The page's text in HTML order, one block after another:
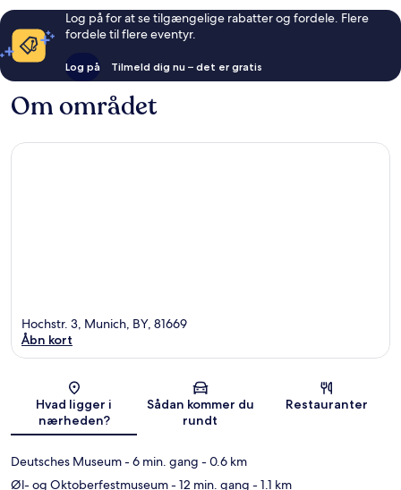
Log på for at se tilgængelige rabatter og fordele. Flere
fordele til flere eventyr.
Log på Tilmeld dig nu – det er gratis
Om området
Kort
Hochstr. 3, Munich, BY, 81669
Åbn kort
Hvad ligger i
nærheden?
Sådan kommer du
rundt
Restauranter
Deutsches Museum- 6 min. gang - 0.6 km
Øl- og Oktoberfestmuseum- 12 min. gang - 1.1 km